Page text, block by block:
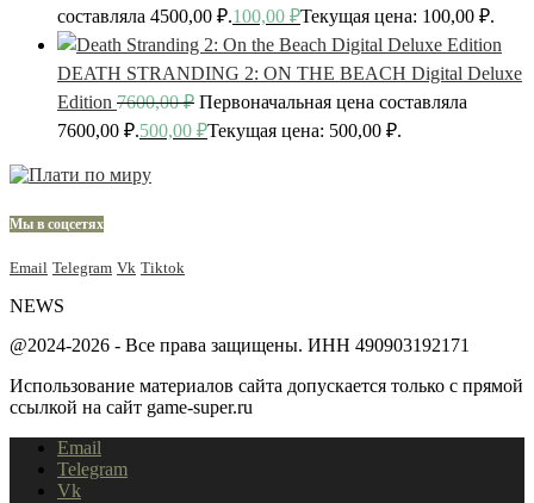
составляла 4500,00 ₽.100,00 ₽Текущая цена: 100,00 ₽.
DEATH STRANDING 2: ON THE BEACH Digital Deluxe
Edition 7600,00₽ Первоначальная цена составляла
7600,00 ₽.500,00 ₽Текущая цена: 500,00 ₽.
Мы в соцсетях
Email Telegram Vk Tiktok
NEWS
@2024-2026 - Все права защищены. ИНН 490903192171
Использование материалов сайта допускается только с прямой
ссылкой на сайт game-super.ru
Email
Telegram
Vk